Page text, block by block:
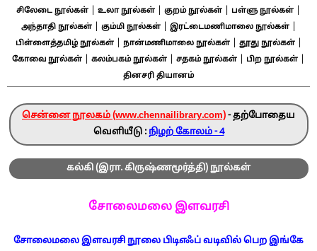
சிலேடை நூல்கள் உலா நூல்கள் குறம் நூல்கள் பள்ளு நூல்கள்
அந்தாதி நூல்கள்| கும்மி நூல்கள்| இரட்டைமணிமாலை நூல்கள்|
பிள்ளைத்தமிழ் நூல்கள்| நான்மணிமாலை நூல்கள்| தூது நூல்கள்|
கோவை நூல்கள் கலம்பகம் நூல்கள் சதகம் நூல்கள் பிற நூல்கள்
தினசரி தியானம்
சென்னை நூலகம் (www.chennailibrary.com)- தற்போதைய
வெளியீடு : நிழற் கோலம் - 4
கல்கி (இரா. கிருஷ்ணமூர்த்தி) நூல்கள்
சோலைமலை இளவரசி
சோலைமலை இளவரசி நூலை பிடிஎஃப் வடிவில் பெற இங்கே